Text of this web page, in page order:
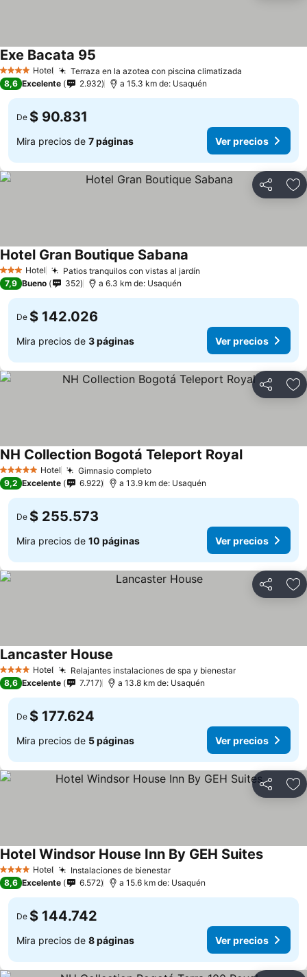
4 EstrellasHotel Terraza en la azotea con piscina climatizada
Exe Bacata 95
8,6 Excelente 2.932 a 15.3 km de: Usaquén
De $ 90.831
Mira precios de 7 páginas Ver precios
Compartir
3 Estrellas
Hotel Patios tranquilos con vistas al jardín
Hotel Gran Boutique Sabana
7,9 Bueno 352 a 6.3 km de: Usaquén
De $ 142.026
Mira precios de 3 páginas Ver precios
Compartir
5 Estrellas Hotel Gimnasio completoVer precios
NH Collection Bogotá Teleport RoyalVer precios
9,2 Excelente 6.922 a 13.9 km de: Usaquén
De $ 255.573
Mira precios de 10 páginas Ver precios
Compartir
4 EstrellasHotel Relajantes instalaciones de spa y bienestarVer precios
Lancaster House
8,6 Excelente 7.717 a 13.8 km de: Usaquén
De $ 177.624
Mira precios de 5 páginas Ver precios
Compartir
4 EstrellasHotel Instalaciones de bienestarVer precios
Hotel Windsor House Inn By GEH SuitesVer
8,6 Excelente 6.572 a 15.6 km de: Usaquén
De $ 144.742
Mira precios de 8 páginas Ver precios